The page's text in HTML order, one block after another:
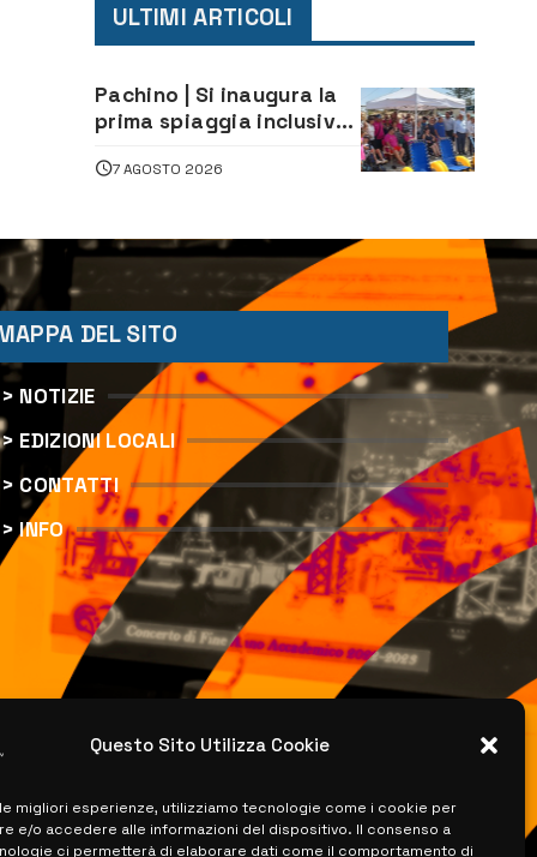
Questo Sito Utilizza Cookie
migliori esperienze, utilizziamo tecnologie come i cookie per
e/o accedere alle informazioni del dispositivo. Il consenso a
ci permetterà di elaborare dati come il comportamento di
ULTIMI ARTICOLI
Pachino | Si inaugura la
prima spiaggia inclusiva
assistenza e prevenzione
7 AGOSTO 2026
DEL SITO
> NOTIZIE
> EDIZIONI LOCALI
> CONTATTI
> INFO